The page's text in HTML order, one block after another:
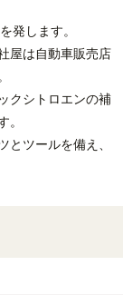
発します。
屋は自動車販売店
クシトロエンの補
。
とツールを備え、